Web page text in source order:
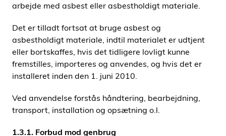
arbejde med asbest eller asbestholdigt materiale.
Det er tilladt fortsat at bruge asbest og
asbestholdigt materiale, indtil materialet er udtjent
eller bortskaffes, hvis det tidligere lovligt kunne
fremstilles, importeres og anvendes, og hvis det er
installeret inden den 1. juni 2010.
Ved anvendelse forstås håndtering, bearbejdning,
transport, installation og opsætning o.l.
1.3.1. Forbud mod genbrug